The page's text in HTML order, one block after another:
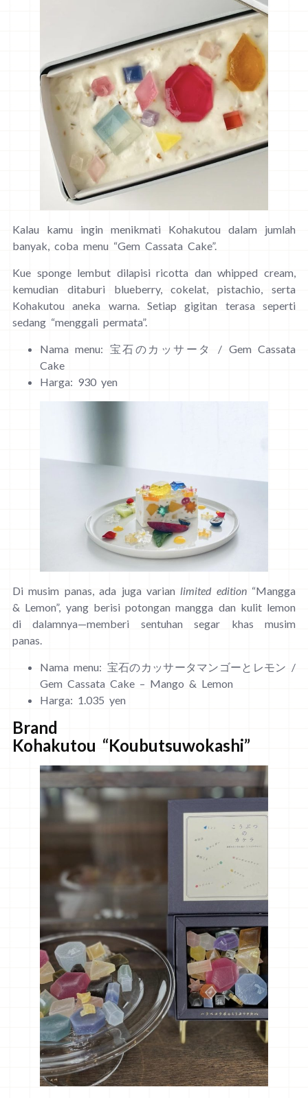
Kalau kamu ingin menikmati Kohakutou dalam jumlah
banyak, coba menu “Gem Cassata Cake”.
Kue sponge lembut dilapisi ricotta dan whipped cream,
kemudian ditaburi blueberry, cokelat, pistachio, serta
Kohakutou aneka warna. Setiap gigitan terasa seperti
sedang “menggali permata”.
Nama menu: 宝石のカッサータ / Gem Cassata
Cake
Harga: 930 yen
Di musim panas, ada juga varian limited edition“Mangga
& Lemon”, yang berisi potongan mangga dan kulit lemon
di dalamnya—memberi sentuhan segar khas musim
panas.
Nama menu: 宝石のカッサータマンゴーとレモン /
Gem Cassata Cake – Mango & Lemon
Harga: 1.035 yen
Brand
Kohakutou “Koubutsuwokashi”